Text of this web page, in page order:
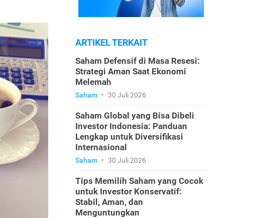
ARTIKEL TERKAIT
Saham Defensif di Masa Resesi:
Strategi Aman Saat Ekonomi
Melemah
Saham • 30 Juli 2026
Saham Global yang Bisa Dibeli
Investor Indonesia: Panduan
Lengkap untuk Diversifikasi
Internasional
Saham • 30 Juli 2026
Tips Memilih Saham yang Cocok
untuk Investor Konservatif:
Stabil, Aman, dan
Menguntungkan